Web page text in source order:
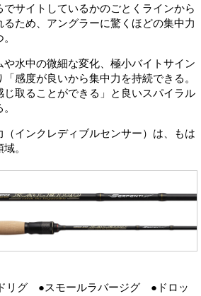
サイトしているかのごとくラインから
ため、アングラーに驚くほどの集中力
水中の微細な変化、極小バイトサイン
感度が良いから集中力を持続できる。
取ることができる」と良いスパイラル
インクレディブルセンサー）は、もは
。
リグ ●スモールラバージグ ●ドロッ